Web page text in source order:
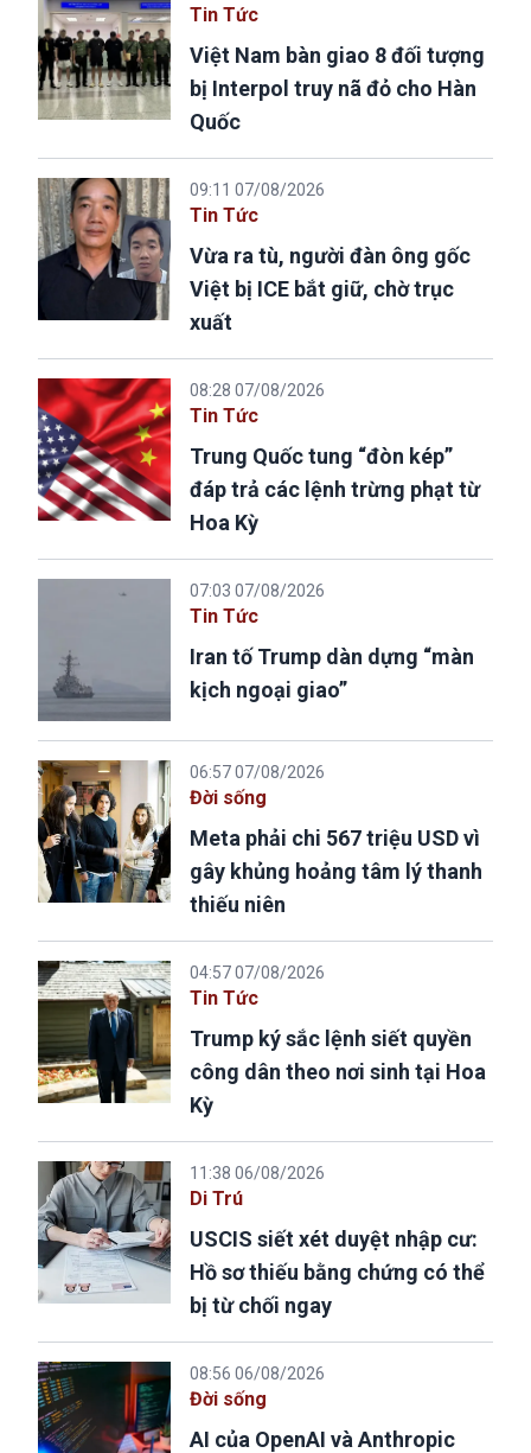
Tin Tức
Việt Nam bàn giao 8 đối tượng
bị Interpol truy nã đỏ cho Hàn
Quốc
09:11 07/08/2026
Tin Tức
Vừa ra tù, người đàn ông gốc
Việt bị ICE bắt giữ, chờ trục
xuất
08:28 07/08/2026
Tin Tức
Trung Quốc tung “đòn kép”
đáp trả các lệnh trừng phạt từ
Hoa Kỳ
07:03 07/08/2026
Tin Tức
Iran tố Trump dàn dựng “màn
kịch ngoại giao”
06:57 07/08/2026
Đời sống
Meta phải chi 567 triệu USD vì
gây khủng hoảng tâm lý thanh
thiếu niên
04:57 07/08/2026
Tin Tức
Trump ký sắc lệnh siết quyền
công dân theo nơi sinh tại Hoa
Kỳ
11:38 06/08/2026
Di Trú
USCIS siết xét duyệt nhập cư:
Hồ sơ thiếu bằng chứng có thể
bị từ chối ngay
08:56 06/08/2026
Đời sống
AI của OpenAI và Anthropic